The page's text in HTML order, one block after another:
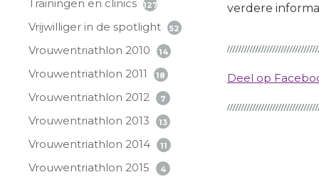
Trainingen en clinics 127
Vrijwilliger in de spotlight 52
Vrouwentriathlon 2010 14
Vrouwentriathlon 2011 18
Vrouwentriathlon 2012 7
Vrouwentriathlon 2013 13
Vrouwentriathlon 2014 11
Vrouwentriathlon 2015 4
verdere
Deel op